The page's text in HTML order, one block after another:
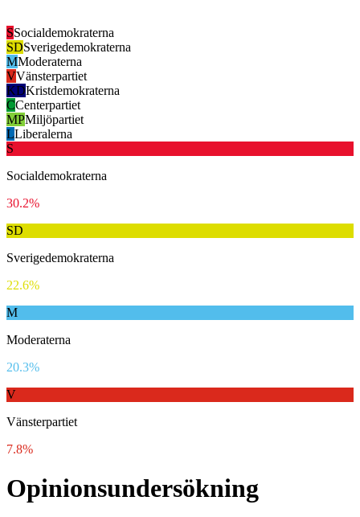
SSocialdemokraterna
SDSverigedemokraterna
MModeraterna
VVänsterpartiet
KDKristdemokraterna
CCenterpartiet
MPMiljöpartiet
LLiberalerna
S
Socialdemokraterna
30.2%
SD
Sverigedemokraterna
22.6%
M
Moderaterna
20.3%
V
Vänsterpartiet
7.8%
Opinionsundersökning